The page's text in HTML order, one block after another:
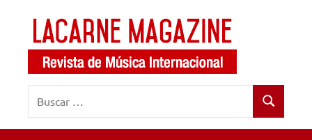
contenido
LaCarne
Magazine
de
música
internacional
Buscar